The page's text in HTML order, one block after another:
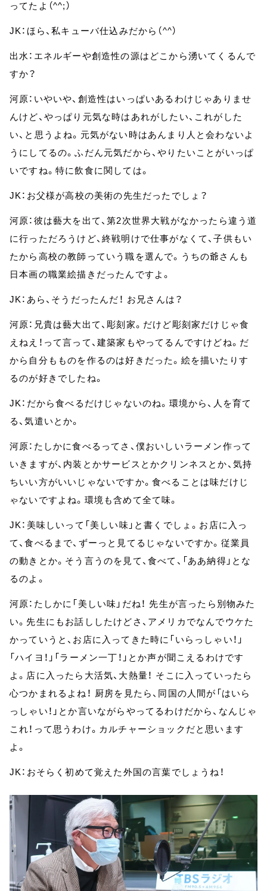
ってたよ（^^;）
JK：ほら、私キューバ仕込みだから（^^）
出水：エネルギーや創造性の源はどこから湧いてくるんで
すか？
河原：いやいや、創造性はいっぱいあるわけじゃありませ
んけど、やっぱり元気な時はあれがしたい、これがした
い、と思うよね。元気がない時はあんまり人と会わないよ
うにしてるの。ふだん元気だから、やりたいことがいっぱ
いですね。特に飲食に関しては。
JK：お父様が高校の美術の先生だったでしょ？
河原：彼は藝大を出て、第2次世界大戦がなかったら違う道
に行っただろうけど、終戦明けで仕事がなくて、子供もい
たから高校の教師っていう職を選んで。うちの爺さんも
日本画の職業絵描きだったんですよ。
JK：あら、そうだったんだ！ お兄さんは？
河原：兄貴は藝大出て、彫刻家。だけど彫刻家だけじゃ食
えねえ！って言って、建築家もやってるんですけどね。だ
から自分もものを作るのは好きだった。絵を描いたりす
るのが好きでしたね。
JK：だから食べるだけじゃないのね。環境から、人を育て
る、気遣いとか。
河原：たしかに食べるってさ、僕おいしいラーメン作って
いきますが、内装とかサービスとかクリンネスとか、気持
ちいい方がいいじゃないですか。食べることは味だけじ
ゃないですよね。環境も含めて全て味。
JK：美味しいって「美しい味」と書くでしょ。お店に入っ
て、食べるまで、ずーっと見てるじゃないですか。従業員
の動きとか。そう言うのを見て、食べて、「ああ納得」とな
るのよ。
河原：たしかに「美しい味」だね！ 先生が言ったら別物みた
い。先生にもお話ししたけどさ、アメリカでなんでウケた
かっていうと、お店に入ってきた時に「いらっしゃい！」
「ハイヨ！」「ラーメン一丁！」とか声が聞こえるわけです
よ。店に入ったら大活気、大熱量！ そこに入っていったら
心つかまれるよね！ 厨房を見たら、同国の人間が「はいら
っしゃい！」とか言いながらやってるわけだから、なんじゃ
これ！って思うわけ。カルチャーショックだと思います
よ。
JK：おそらく初めて覚えた外国の言葉でしょうね！